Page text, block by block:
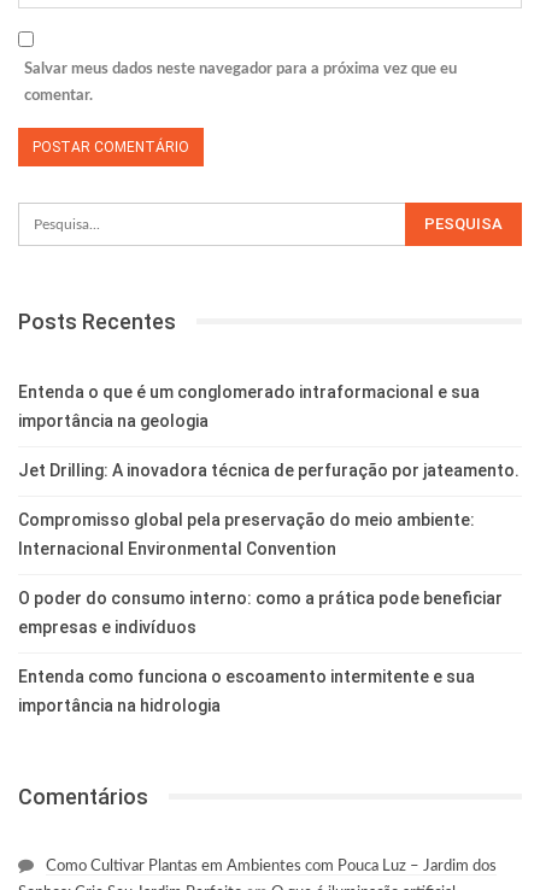
Salvar meus dados neste navegador para a próxima vez que eu
comentar.
Posts Recentes
Entenda o que é um conglomerado intraformacional e sua
importância na geologia
Jet Drilling: A inovadora técnica de perfuração por jateamento.
Compromisso global pela preservação do meio ambiente:
Internacional Environmental Convention
O poder do consumo interno: como a prática pode beneficiar
empresas e indivíduos
Entenda como funciona o escoamento intermitente e sua
importância na hidrologia
Comentários
Como Cultivar Plantas em Ambientes com Pouca Luz – Jardim dos